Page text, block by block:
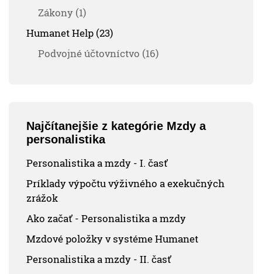
Zákony (1)
Humanet Help (23)
Podvojné účtovníctvo (16)
Najčítanejšie z kategórie Mzdy a
personalistika
Personalistika a mzdy - I. časť
Príklady výpočtu výživného a exekučných
zrážok
Ako začať - Personalistika a mzdy
Mzdové položky v systéme Humanet
Personalistika a mzdy - II. časť